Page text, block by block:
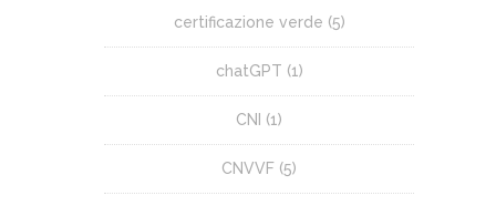
certificazione verde (5)
chatGPT (1)
CNI (1)
CNVVF (5)